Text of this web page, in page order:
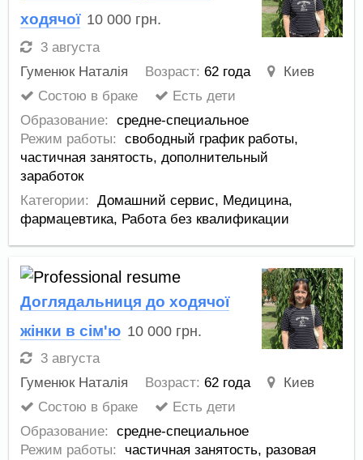
ходячої 10 000 грн.
3 августа
Гуменюк Наталія
Возраст: 62 года
Киев
Состою в браке
Есть дети
Образование:
средне-специальное
Режим работы:
свободный график работы,
частичная занятость, дополнительный
заработок
Категории:
Домашний сервис, Медицина,
фармацевтика, Работа без квалификации
Доглядальниця до ходячої
жінки в сім'ю 10 000 грн.
3 августа
Гуменюк Наталія
Возраст: 62 года
Киев
Состою в браке
Есть дети
Образование:
средне-специальное
Режим работы:
частичная занятость, разовая